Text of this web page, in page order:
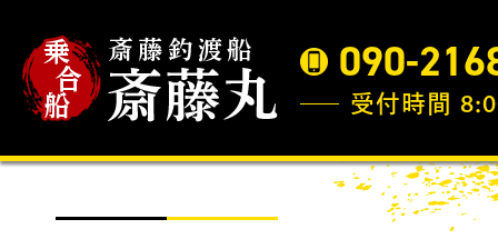
090-
受付時間